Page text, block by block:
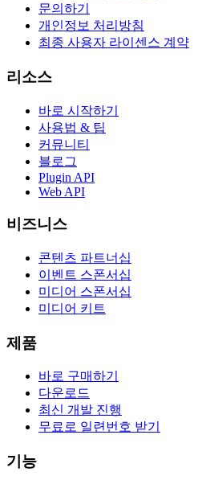
문의하기
개인정보 처리방침
최종 사용자 라이센스 계약
리소스
바로 시작하기
사용법 & 팁
커뮤니티
블로그
Plugin API
Web API
비즈니스
콘텐츠 파트너십
이벤트 스폰서십
미디어 스폰서십
미디어 키트
제품
바로 구매하기
다운로드
최신 개발 진행
무료로 일련번호 받기
기능